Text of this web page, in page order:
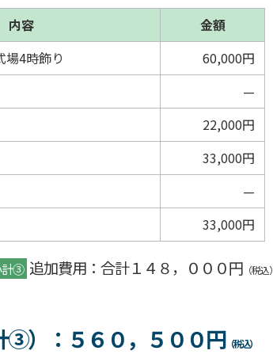
内容
金額
場4時飾り
60,000円
—
22,000円
33,000円
—
33,000円
計③ 追加費用：合計１４８，０００円 （税込）
） ：５６０，５００円 （税込）